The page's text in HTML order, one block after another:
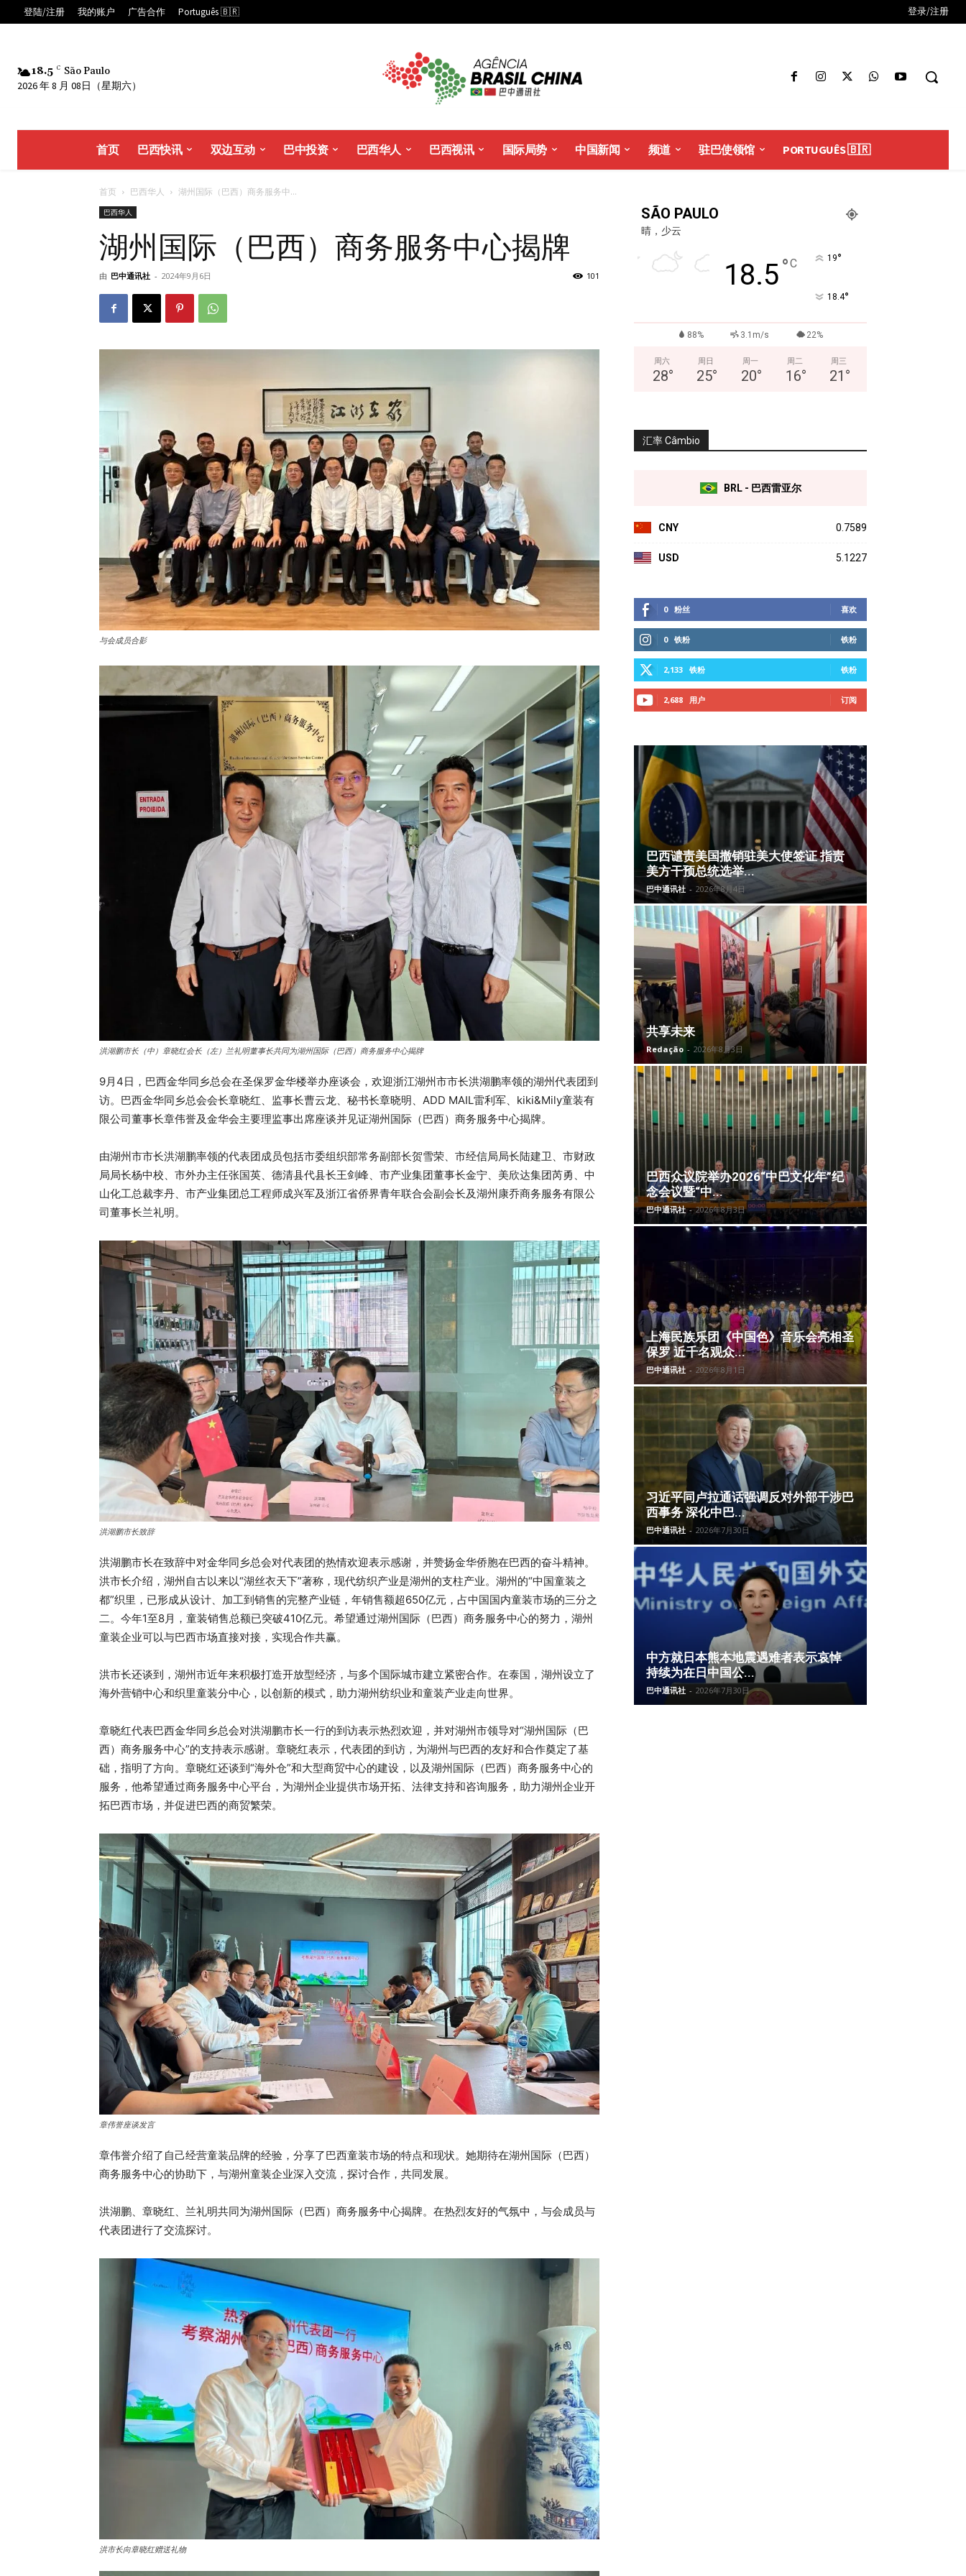
登陆/注册 我的账户 广告合作 Português 🇧🇷 登录/注册
18.5 C São Paulo
2026 年 8 月 08日（星期六）
首页 巴西快讯 双边互动 巴中投资 巴西华人 巴西视讯 国际局势 中国新闻 频道 驻巴使领馆 PORTUGUÊS 🇧🇷
首页 巴西华人 湖州国际（巴西）商务服务中...
巴西华人
湖州国际（巴西）商务服务中心揭牌
由 巴中通讯社 - 2024年9月6日 101
与会成员合影
洪湖鹏市长（中）章晓红会长（左）兰礼明董事长共同为湖州国际（巴西）商务服务中心揭牌
9月4日，巴西金华同乡总会在圣保罗金华楼举办座谈会，欢迎浙江湖州市市长洪湖鹏率领的湖州代表团到
访。巴西金华同乡总会会长章晓红、监事长曹云龙、秘书长章晓明、ADD MAIL雷利军、kiki&Mily童装有
限公司董事长章伟誉及金华会主要理监事出席座谈并见证湖州国际（巴西）商务服务中心揭牌。
由湖州市市长洪湖鹏率领的代表团成员包括市委组织部常务副部长贺雪荣、市经信局局长陆建卫、市财政
局局长杨中校、市外办主任张国英、德清县代县长王剑峰、市产业集团董事长金宁、美欣达集团芮勇、中
山化工总裁李丹、市产业集团总工程师成兴军及浙江省侨界青年联合会副会长及湖州康乔商务服务有限公
司董事长兰礼明。
洪湖鹏市长致辞
洪湖鹏市长在致辞中对金华同乡总会对代表团的热情欢迎表示感谢，并赞扬金华侨胞在巴西的奋斗精神。
洪市长介绍，湖州自古以来以“湖丝衣天下”著称，现代纺织产业是湖州的支柱产业。湖州的“中国童装之
都”织里，已形成从设计、加工到销售的完整产业链，年销售额超650亿元，占中国国内童装市场的三分之
二。今年1至8月，童装销售总额已突破410亿元。希望通过湖州国际（巴西）商务服务中心的努力，湖州
童装企业可以与巴西市场直接对接，实现合作共赢。
洪市长还谈到，湖州市近年来积极打造开放型经济，与多个国际城市建立紧密合作。在泰国，湖州设立了
海外营销中心和织里童装分中心，以创新的模式，助力湖州纺织业和童装产业走向世界。
章晓红代表巴西金华同乡总会对洪湖鹏市长一行的到访表示热烈欢迎，并对湖州市领导对“湖州国际（巴
西）商务服务中心”的支持表示感谢。章晓红表示，代表团的到访，为湖州与巴西的友好和合作奠定了基
础，指明了方向。章晓红还谈到“海外仓”和大型商贸中心的建设，以及湖州国际（巴西）商务服务中心的
服务，他希望通过商务服务中心平台，为湖州企业提供市场开拓、法律支持和咨询服务，助力湖州企业开
拓巴西市场，并促进巴西的商贸繁荣。
章伟誉座谈发言
章伟誉介绍了自己经营童装品牌的经验，分享了巴西童装市场的特点和现状。她期待在湖州国际（巴西）
商务服务中心的协助下，与湖州童装企业深入交流，探讨合作，共同发展。
洪湖鹏、章晓红、兰礼明共同为湖州国际（巴西）商务服务中心揭牌。在热烈友好的气氛中，与会成员与
代表团进行了交流探讨。
洪市长向章晓红赠送礼物
SÃO PAULO
晴，少云
18.5°C 19°
18.4°
88% 3.1m/s 22%
周六
28°
周日
25°
周一
20°
周二
16°
周三
21 °
汇率 Câmbio
BRL - 巴西雷亚尔
CNY 0.7589
USD 5.1227
0 粉丝 喜欢
0 铁粉 铁粉
2,133 铁粉 铁粉
2,688 用户 订阅
巴西谴责美国撤销驻美大使签证 指责
美方干预总统选举...
巴中通讯社 - 2026年8月4日
共享未来
Redação - 2026年8月3日
巴西众议院举办2026“中巴文化年”纪
念会议暨“中...
巴中通讯社 - 2026年8月3日
上海民族乐团《中国色》音乐会亮相圣
保罗 近千名观众...
巴中通讯社 - 2026年8月1日
习近平同卢拉通话强调反对外部干涉巴
西事务 深化中巴...
巴中通讯社 - 2026年7月30日
中方就日本熊本地震遇难者表示哀悼
持续为在日中国公...
巴中通讯社 - 2026年7月30日